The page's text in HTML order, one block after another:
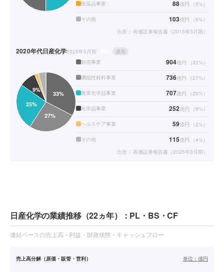
医薬品事業 88億円 （5%）
その他 103億円 （6%）
出所： 有価証券報告書（2015年3月期）
2020年代日産化学2025年3月期
通期
卸売事業
904億円 （33%）
機能性材料事業 736億円 （27%）
農業化学品事業 707億円 （25%）
化学品事業 252億円 （9%）
ヘルスケア事業 59億円 （2%）
その他 115億円 （4%）
出所： 有価証券報告書（2025年3月期）
日産化学の業績推移（22ヵ年）：PL・BS・CF
連結ベースの売上高・利益・財政状態・キャッシュフロー
売上高分解（原価・販管・営利） 単位： 億円